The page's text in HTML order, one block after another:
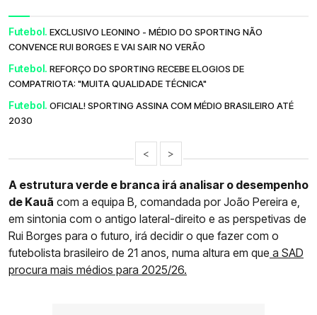
Futebol. EXCLUSIVO LEONINO - MÉDIO DO SPORTING NÃO
CONVENCE RUI BORGES E VAI SAIR NO VERÃO
Futebol. REFORÇO DO SPORTING RECEBE ELOGIOS DE
COMPATRIOTA: "MUITA QUALIDADE TÉCNICA"
Futebol. OFICIAL! SPORTING ASSINA COM MÉDIO BRASILEIRO ATÉ
2030
< >
A estrutura verde e branca irá analisar o desempenho
de Kauã com a equipa B, comandada por João Pereira e,
em sintonia com o antigo lateral-direito e as perspetivas de
Rui Borges para o futuro, irá decidir o que fazer com o
futebolista brasileiro de 21 anos, numa altura em que a SAD
procura mais médios para 2025/26.